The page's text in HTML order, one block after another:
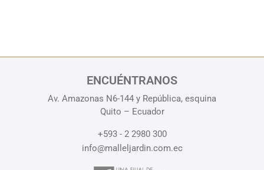
ENCUÉNTRANOS
Av. Amazonas N6-144 y República, esquina
Quito – Ecuador
+593 - 2 2980 300
info@malleljardin.com.ec